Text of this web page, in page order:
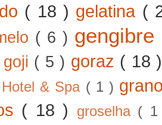
( 18 ) gelatina (
( 6 ) gengibre
goji ( 5 ) goraz ( 18
& Spa ( 1 )
( 18 ) groselha (